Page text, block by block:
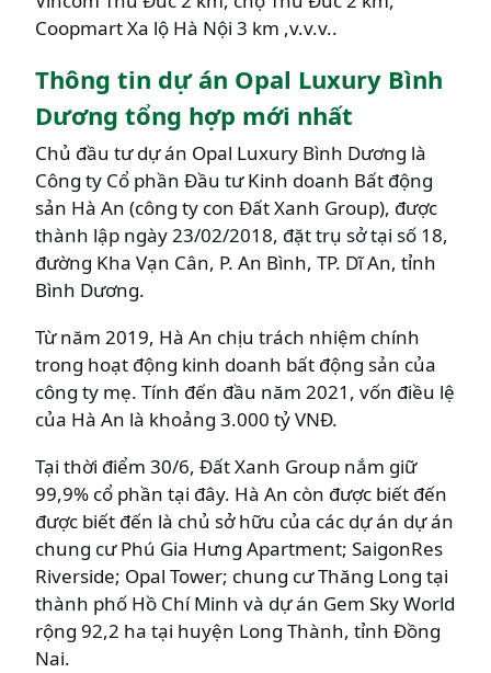
Coopmart Xa lộ Hà Nội 3 km ,v.v.v..
Thông tin dự án Opal Luxury Bình
Dương tổng hợp mới nhất
Chủ đầu tư dự án Opal Luxury Bình Dương là
Công ty Cổ phần Đầu tư Kinh doanh Bất động
sản Hà An (công ty con Đất Xanh Group), được
thành lập ngày 23/02/2018, đặt trụ sở tại số 18,
đường Kha Vạn Cân, P. An Bình, TP. Dĩ An, tỉnh
Bình Dương.
Từ năm 2019, Hà An chịu trách nhiệm chính
trong hoạt động kinh doanh bất động sản của
công ty mẹ. Tính đến đầu năm 2021, vốn điều lệ
của Hà An là khoảng 3.000 tỷ VNĐ.
Tại thời điểm 30/6, Đất Xanh Group nắm giữ
99,9% cổ phần tại đây. Hà An còn được biết đến
được biết đến là chủ sở hữu của các dự án dự án
chung cư Phú Gia Hưng Apartment; SaigonRes
Riverside; Opal Tower; chung cư Thăng Long tại
thành phố Hồ Chí Minh và dự án Gem Sky World
rộng 92,2 ha tại huyện Long Thành, tỉnh Đồng
Nai.